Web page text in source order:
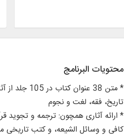
محتويات البرنامج
* متن 38
تاریخ، فقه، لغت و نجوم
* ارائه آثاری همچون: ترجمه و تجوید
کافی و وسائل الشیعه، و کتب تاریخی